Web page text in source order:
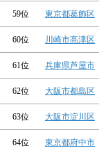
59位 東京都葛飾区
60位 川崎市高津区
61位 兵庫県芦屋市
62位 大阪市都島区
63位 大阪市淀川区
64位 東京都府中市